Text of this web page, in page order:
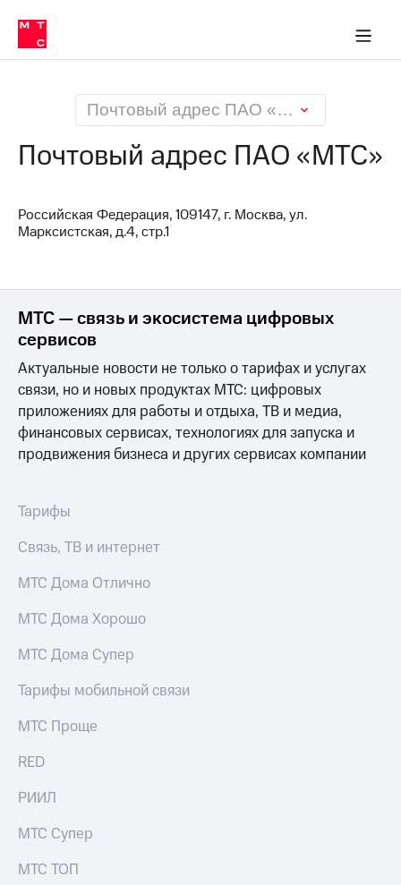
Медиа-центр
и акционерам
Устойчивое развитие
Комплаенс и деловая этика
компании
Стратегия
Карьера
Руководство
региона
информация
Контакты
Медиа-центр
Пресс-
релизы
МТС
о технологиях
Финансовая
спикера
и акционерам
управление
акционерам
ПАО
Карьера
в МТС
Пресс-
МТС
о технологиях
Почтовый адрес ПАО «МТС»
Почтовый адрес ПАО «МТС»
Российская Федерация, 109147, г. Москва, ул.
Марксистская, д.4, стр.1
МТС — связь и экосистема цифровых
сервисов
Актуальные новости не только о тарифах и услугах
связи, но и новых продуктах МТС: цифровых
приложениях для работы и отдыха, ТВ и медиа,
финансовых сервисах, технологиях для запуска и
продвижения бизнеса и других сервисах компании
Тарифы
Связь, ТВ и интернет
МТС Дома Отлично
МТС Дома Хорошо
МТС Дома Супер
Тарифы мобильной связи
МТС Проще
RED
РИИЛ
МТС Супер
МТС ТОП